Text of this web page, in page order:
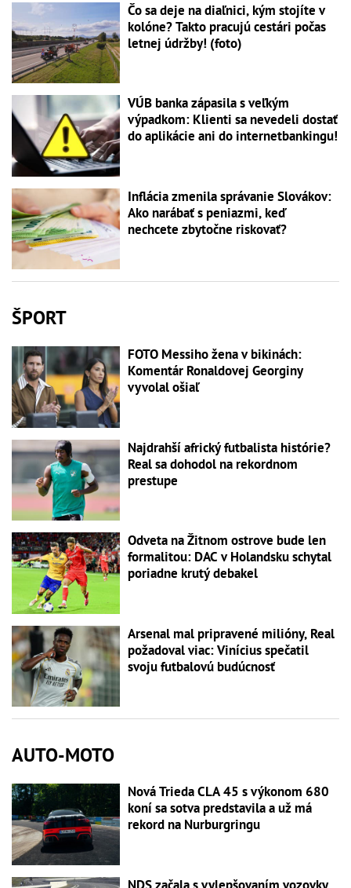
Čo sa deje na diaľnici, kým stojíte v
kolóne? Takto pracujú cestári počas
letnej údržby! (foto)
VÚB banka zápasila s veľkým
výpadkom: Klienti sa nevedeli dostať
do aplikácie ani do internetbankingu!
Inflácia zmenila správanie Slovákov:
Ako narábať s peniazmi, keď
nechcete zbytočne riskovať?
ŠPORT
FOTO Messiho žena v bikinách:
Komentár Ronaldovej Georginy
vyvolal ošiaľ
Najdrahší africký futbalista histórie?
Real sa dohodol na rekordnom
prestupe
Odveta na Žitnom ostrove bude len
formalitou: DAC v Holandsku schytal
poriadne krutý debakel
Arsenal mal pripravené milióny, Real
požadoval viac: Vinícius spečatil
svoju futbalovú budúcnosť
AUTO-MOTO
Nová Trieda CLA 45 s výkonom 680
koní sa sotva predstavila a už má
rekord na Nurburgringu